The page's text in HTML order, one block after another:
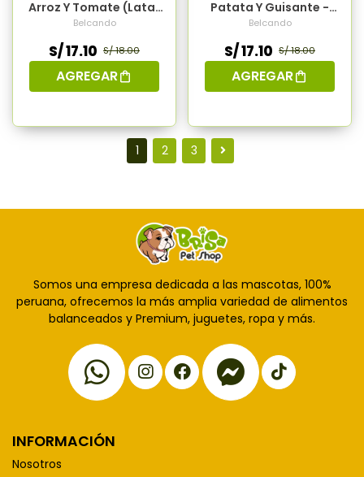
Arroz Y Tomate (Lata)
- 400gr
Belcando
S/ 18.00
S/ 17.10
AGREGAR
Patata Y Guisante -
400gr
Belcando
S/ 18.00
S/ 17.10
AGREGAR
1 2 3
Somos una empresa dedicada a las mascotas, 100%
peruana, ofrecemos la más amplia variedad de alimentos
balanceados y Premium, juguetes, ropa y más.
INFORMACIÓN
Nosotros